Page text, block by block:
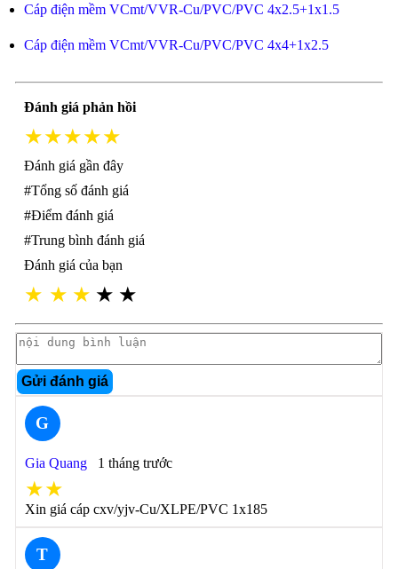
Cáp điện mềm VCmt/VVR-Cu/PVC/PVC 4x2.5+1x1.5
Cáp điện mềm VCmt/VVR-Cu/PVC/PVC 4x4+1x2.5
Đánh giá phản hồi
★★★★★
Đánh giá gần đây
#Tổng số đánh giá
#Điểm đánh giá
#Trung bình đánh giá
Đánh giá của bạn
★ ★ ★ ★ ★
Gửi đánh giá
G
Gia Quang 1 tháng trước
★★
Xin giá cáp cxv/yjv-Cu/XLPE/PVC 1x185
T